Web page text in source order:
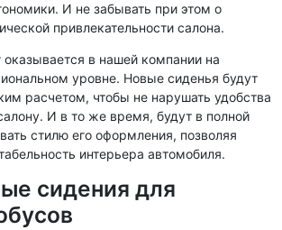
И не забывать при этом о
привлекательности салона.
в нашей компании на
уровне. Новые сиденья будут
расчетом, чтобы не нарушать удобства
И в то же время, будут в полной
стилю его оформления, позволяя
интерьера автомобиля.
сидения для